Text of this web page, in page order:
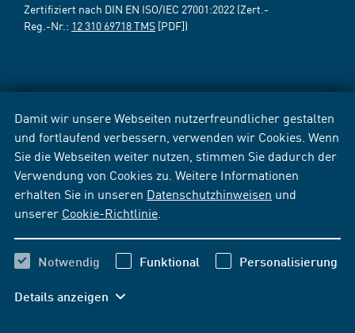
Damit wir unsere Webseiten nutzerfreundlicher gestalten
und fortlaufend verbessern, verwenden wir Cookies. Wenn
Sie die Webseiten weiter nutzen, stimmen Sie dadurch der
Verwendung von Cookies zu. Weitere Informationen
erhalten Sie in unseren Datenschutzhinweisen und
unserer Cookie-Richtlinie
Notwendig Funktional Personalisierung
Details anzeigen
Zertifiziert nach DIN EN ISO/IEC 27001:2022 (Zert.-
Reg.-Nr.: 12 310 69718 TMS [PDF])